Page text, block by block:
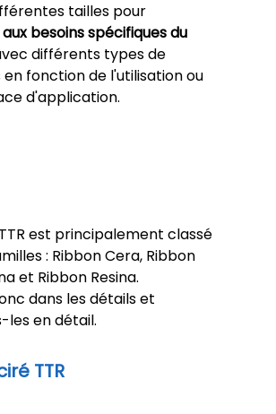
tailles pour
besoins spécifiques du
différents types de
fonction de l'utilisation ou
d'application.
est principalement classé
: Ribbon Cera, Ribbon
et Ribbon Resina.
dans les détails et
les en détail.
TTR